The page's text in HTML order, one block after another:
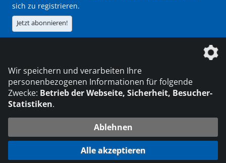
sich zu registrieren.
Jetzt abonnieren!
Die DVS Media GmbH ist ein Unternehmen der
© 2026 DVS Media GmbH
Datenschutzeinstellungen
Wir speichern und verarbeiten Ihre
personenbezogenen Informationen für folgende
Zwecke: Betrieb der Webseite, Sicherheit, Besucher-
Statistiken.
Ablehnen
Alle akzeptieren